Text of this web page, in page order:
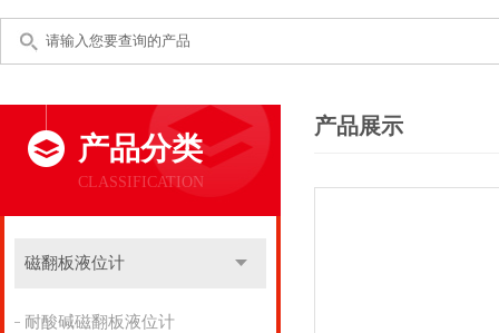
产品分类
CLASSIFICATION
磁翻板液位计
耐酸碱磁翻板液位计
产品展示